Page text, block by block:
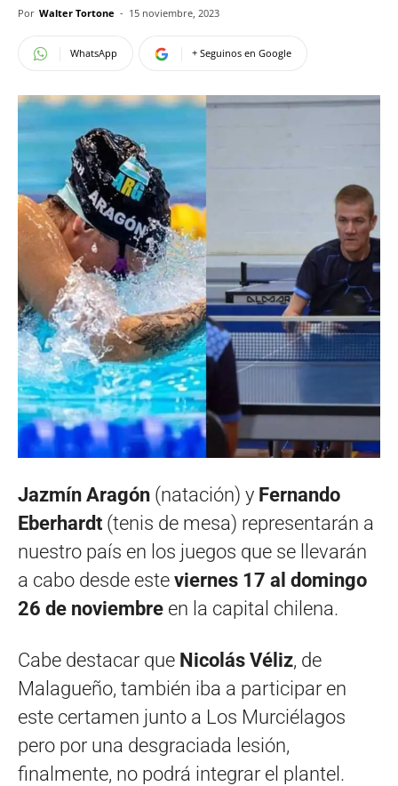
Por Walter Tortone - 15 noviembre, 2023
WhatsApp + Seguinos en Google
Jazmín Aragón (natación) y Fernando
Eberhardt (tenis de mesa) representarán a
nuestro país en los juegos que se llevarán
a cabo desde este viernes 17 al domingo
26 de noviembre en la capital chilena.
Cabe destacar que Nicolás Véliz, de
Malagueño, también iba a participar en
este certamen junto a Los Murciélagos
pero por una desgraciada lesión,
finalmente, no podrá integrar el plantel.